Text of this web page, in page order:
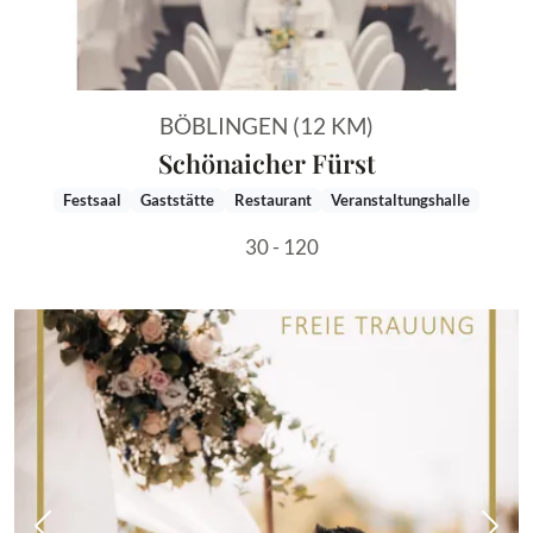
BÖBLINGEN (12 KM)
Schönaicher Fürst
Festsaal Gaststätte Restaurant Veranstaltungshalle
30 - 120